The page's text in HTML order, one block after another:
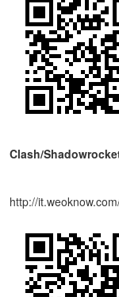
Clash/
http://